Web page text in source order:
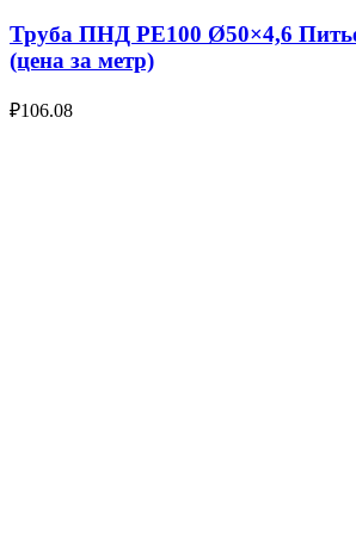
Труба ПНД РЕ100 Ø50×4,6
(цена за метр)
₽106.08